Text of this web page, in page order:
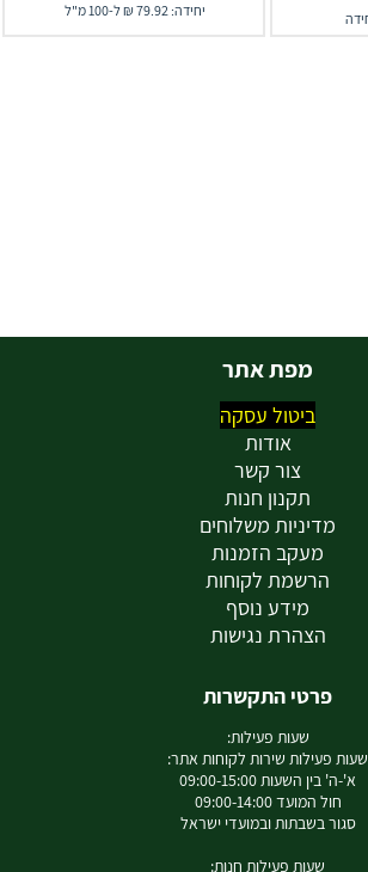
יחידה: 79.92 ₪ ל-100 מ"ל
מפת אתר
ביטול עסקה
אודות
צור קשר
תקנון חנות
מדיניות משלוחים
מעקב הזמנות
הרשמת לקוחות
מידע נוסף
הצהרת נגישות
פרטי התקשרות
שעות פעילות:
שעות פעילות שירות לקוחות אתר:
א'-ה' בין השעות 09:00-15:00
חול המועד 09:00-14:00
סגור בשבתות ובמועדי ישראל
שעות פעילות חנות: